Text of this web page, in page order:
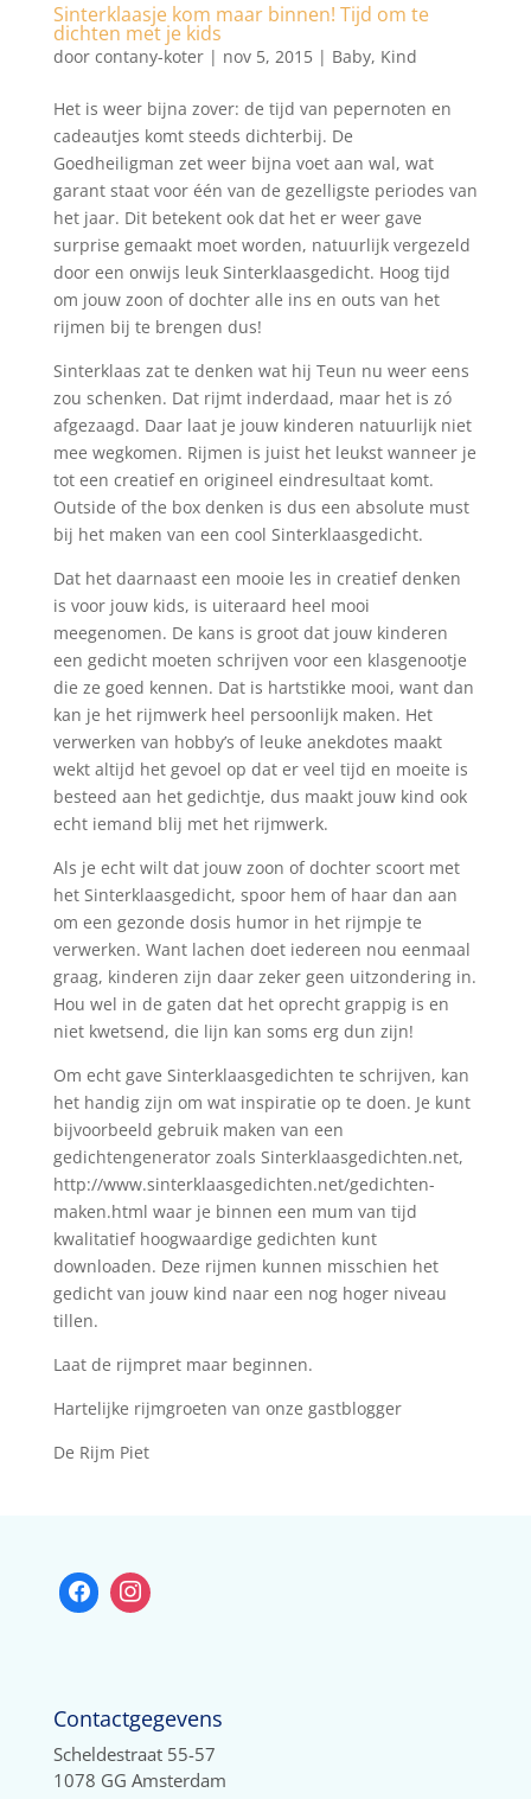
Sinterklaasje kom maar binnen! Tijd om te
dichten met je kids
door contany-koter| nov 5, 2015| Baby, Kind
Het is weer bijna zover: de tijd van pepernoten en
cadeautjes komt steeds dichterbij. De
Goedheiligman zet weer bijna voet aan wal, wat
garant staat voor één van de gezelligste periodes van
het jaar. Dit betekent ook dat het er weer gave
surprise gemaakt moet worden, natuurlijk vergezeld
door een onwijs leuk Sinterklaasgedicht. Hoog tijd
om jouw zoon of dochter alle ins en outs van het
rijmen bij te brengen dus!
Sinterklaas zat te denken wat hij Teun nu weer eens
zou schenken. Dat rijmt inderdaad, maar het is zó
afgezaagd. Daar laat je jouw kinderen natuurlijk niet
mee wegkomen. Rijmen is juist het leukst wanneer je
tot een creatief en origineel eindresultaat komt.
Outside of the box denken is dus een absolute must
bij het maken van een cool Sinterklaasgedicht.
Dat het daarnaast een mooie les in creatief denken
is voor jouw kids, is uiteraard heel mooi
meegenomen. De kans is groot dat jouw kinderen
een gedicht moeten schrijven voor een klasgenootje
die ze goed kennen. Dat is hartstikke mooi, want dan
kan je het rijmwerk heel persoonlijk maken. Het
verwerken van hobby’s of leuke anekdotes maakt
wekt altijd het gevoel op dat er veel tijd en moeite is
besteed aan het gedichtje, dus maakt jouw kind ook
echt iemand blij met het rijmwerk.
Als je echt wilt dat jouw zoon of dochter scoort met
het Sinterklaasgedicht, spoor hem of haar dan aan
om een gezonde dosis humor in het rijmpje te
verwerken. Want lachen doet iedereen nou eenmaal
graag, kinderen zijn daar zeker geen uitzondering in.
Hou wel in de gaten dat het oprecht grappig is en
niet kwetsend, die lijn kan soms erg dun zijn!
Om echt gave Sinterklaasgedichten te schrijven, kan
het handig zijn om wat inspiratie op te doen. Je kunt
bijvoorbeeld gebruik maken van een
gedichtengenerator zoals Sinterklaasgedichten.net,
http://www.sinterklaasgedichten.net/gedichten-
maken.html waar je binnen een mum van tijd
kwalitatief hoogwaardige gedichten kunt
downloaden. Deze rijmen kunnen misschien het
gedicht van jouw kind naar een nog hoger niveau
tillen.
Laat de rijmpret maar beginnen.
Hartelijke rijmgroeten van onze gastblogger
De Rijm Piet
Contactgegevens
Scheldestraat 55-57
1078 GG Amsterdam